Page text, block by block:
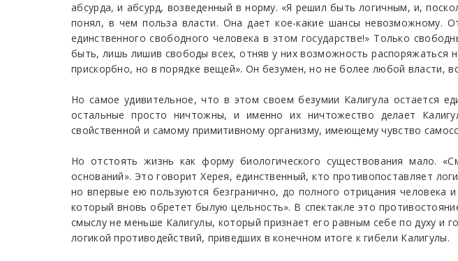
абсурда, и абсурд, возведенный в норму. «Я решил быть логичным, и,
понял, в чем польза власти. Она дает кое-какие шансы невозможному.
единственного свободного человека в этом государстве!» Только
быть, лишь лишив свободы всех, отняв у них возможность
прискорбно, но в порядке вещей». Он безумен, но не более любой власти,
Но самое удивительное, что в этом своем безумии Калигула остается
остальные просто ничтожны, и именно их ничтожество делает
свойственной и самому примитивному организму, имеющему чувство
Но отстоять жизнь как форму биологического существования мало.
оснований». Это говорит Херея, единственный, кто противопоставляет
но впервые ею пользуются безгранично, до полного отрицания
который вновь обретет былую цельность». В спектакле это
смыслу не меньше Калигулы, который признает его равным себе по духу и
логикой противодействий, приведших в конечном итоге к гибели Калигулы.